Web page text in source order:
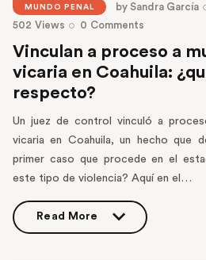
MUNDO PENAL bySandra García
502 Views 0 Comments
Vinculan a proceso a
vicaria en Coahuila:
respecto?
Un juez de control vinculó a
vicaria en Coahuila, un hecho que
primer caso que procede en el
este tipo de violencia? Aquí en el…
Read More